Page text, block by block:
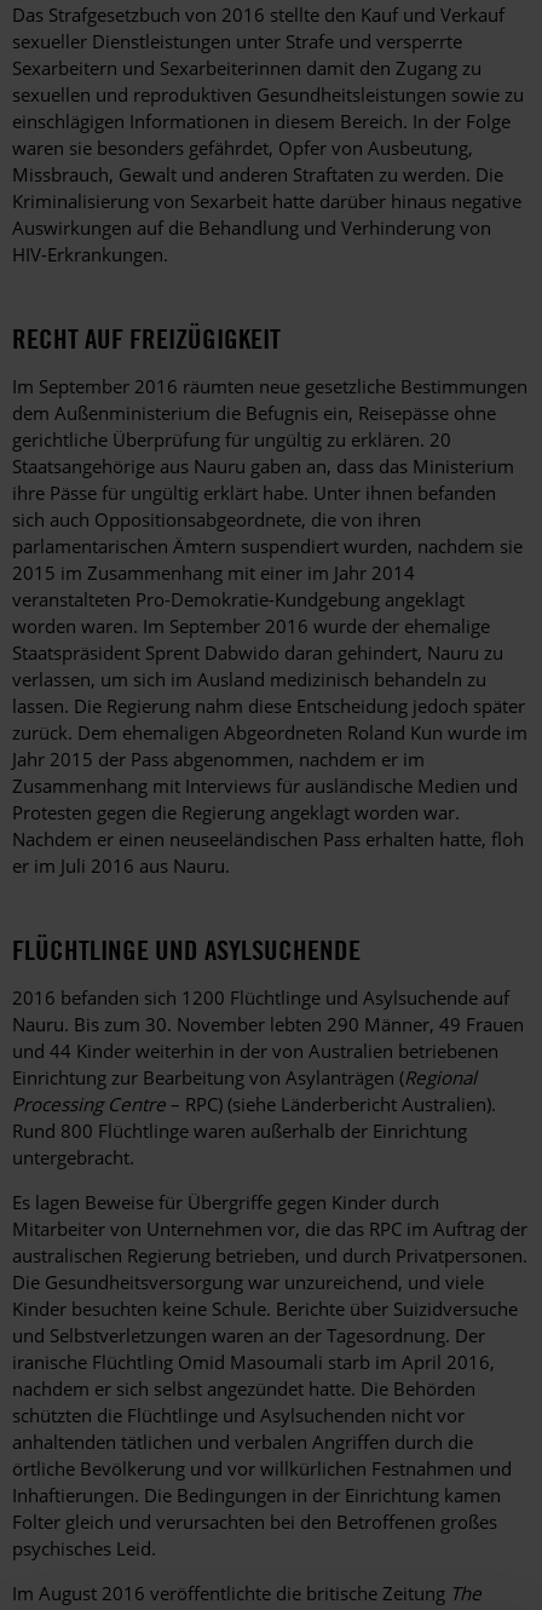
Das Strafgesetzbuch von 2016 stellte den Kauf und Verkauf
sexueller Dienstleistungen unter Strafe und versperrte
Sexarbeitern und Sexarbeiterinnen damit den Zugang zu
sexuellen und reproduktiven Gesundheitsleistungen sowie zu
einschlägigen Informationen in diesem Bereich. In der Folge
waren sie besonders gefährdet, Opfer von Ausbeutung,
Missbrauch, Gewalt und anderen Straftaten zu werden. Die
Kriminalisierung von Sexarbeit hatte darüber hinaus negative
Auswirkungen auf die Behandlung und Verhinderung von
HIV-Erkrankungen.
RECHT AUF FREIZÜGIGKEIT
Im September 2016 räumten neue gesetzliche Bestimmungen
dem Außenministerium die Befugnis ein, Reisepässe ohne
gerichtliche Überprüfung für ungültig zu erklären. 20
Staatsangehörige aus Nauru gaben an, dass das Ministerium
ihre Pässe für ungültig erklärt habe. Unter ihnen befanden
sich auch Oppositionsabgeordnete, die von ihren
parlamentarischen Ämtern suspendiert wurden, nachdem sie
2015 im Zusammenhang mit einer im Jahr 2014
veranstalteten Pro-Demokratie-Kundgebung angeklagt
worden waren. Im September 2016 wurde der ehemalige
Staatspräsident Sprent Dabwido daran gehindert, Nauru zu
verlassen, um sich im Ausland medizinisch behandeln zu
lassen. Die Regierung nahm diese Entscheidung jedoch später
zurück. Dem ehemaligen Abgeordneten Roland Kun wurde im
Jahr 2015 der Pass abgenommen, nachdem er im
Zusammenhang mit Interviews für ausländische Medien und
Protesten gegen die Regierung angeklagt worden war.
Nachdem er einen neuseeländischen Pass erhalten hatte, floh
er im Juli 2016 aus Nauru.
FLÜCHTLINGE UND ASYLSUCHENDE
2016 befanden sich 1200 Flüchtlinge und Asylsuchende auf
Nauru. Bis zum 30. November lebten 290 Männer, 49 Frauen
und 44 Kinder weiterhin in der von Australien betriebenen
Einrichtung zur Bearbeitung von Asylanträgen (Regional
Processing Centre – RPC) (siehe Länderbericht Australien).
Rund 800 Flüchtlinge waren außerhalb der Einrichtung
untergebracht.
Es lagen Beweise für Übergriffe gegen Kinder durch
Mitarbeiter von Unternehmen vor, die das RPC im Auftrag der
australischen Regierung betrieben, und durch Privatpersonen.
Die Gesundheitsversorgung war unzureichend, und viele
Kinder besuchten keine Schule. Berichte über Suizidversuche
und Selbstverletzungen waren an der Tagesordnung. Der
iranische Flüchtling Omid Masoumali starb im April 2016,
nachdem er sich selbst angezündet hatte. Die Behörden
schützten die Flüchtlinge und Asylsuchenden nicht vor
anhaltenden tätlichen und verbalen Angriffen durch die
örtliche Bevölkerung und vor willkürlichen Festnahmen und
Inhaftierungen. Die Bedingungen in der Einrichtung kamen
Folter gleich und verursachten bei den Betroffenen großes
psychisches Leid.
Im August 2016 veröffentlichte die britische Zeitung The